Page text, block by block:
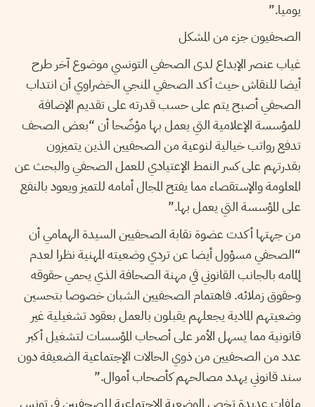
يوميا.”
الصحفيون جزء من المشكل
غياب عنصر الإبداع لدى الصحفي التونسي موضوع آخر طرح
أيضا للنقاش حيث أكد الصحفي المنجي الخضراوي أن انتداب
الصحفي أصبح يتم على حسب قدرته على تقديم الإضافة
للمؤسسة الإعلامية التي يعمل بها مؤضّحا أن “بعض الصحف
تدفع رواتب خيالية لنوعية من الصحفيين الذين يتميزون
بقدرتهم على كسر النمط الإعتيادي للعمل الصحفي والبحث عن
المعلومة والإستقصاء مما يفتح المجال أمامه للتميز ويعود بالنفع
على المؤسسة التي يعمل بها.”
من جهتها أكدت عضوة نقابة الصحفيين السيدة الهمامي أن
“الصحفي مسؤول أيضا عن تردي وضعيته المهنية نظرا لعدم
إلمامه بالجانب القانوني في مهنة الصحافة الذي يحمي حقوقه
وحقوق زملائه. فاهتمام الصحفيين الشبان خصوصا بتحسين
وضعيتهم المادية يجعلهم يقبلون بالعمل بعقود تشغيلية غير
قانونية مما يسهل الأمر على أصحاب المؤسسات لتشغيل أكبر
عدد من الصحفيين من ذوي الحالات الإجتماعية الضعيفة دون
سند قانوني يهدد مصالحهم كأصحاب أموال.”